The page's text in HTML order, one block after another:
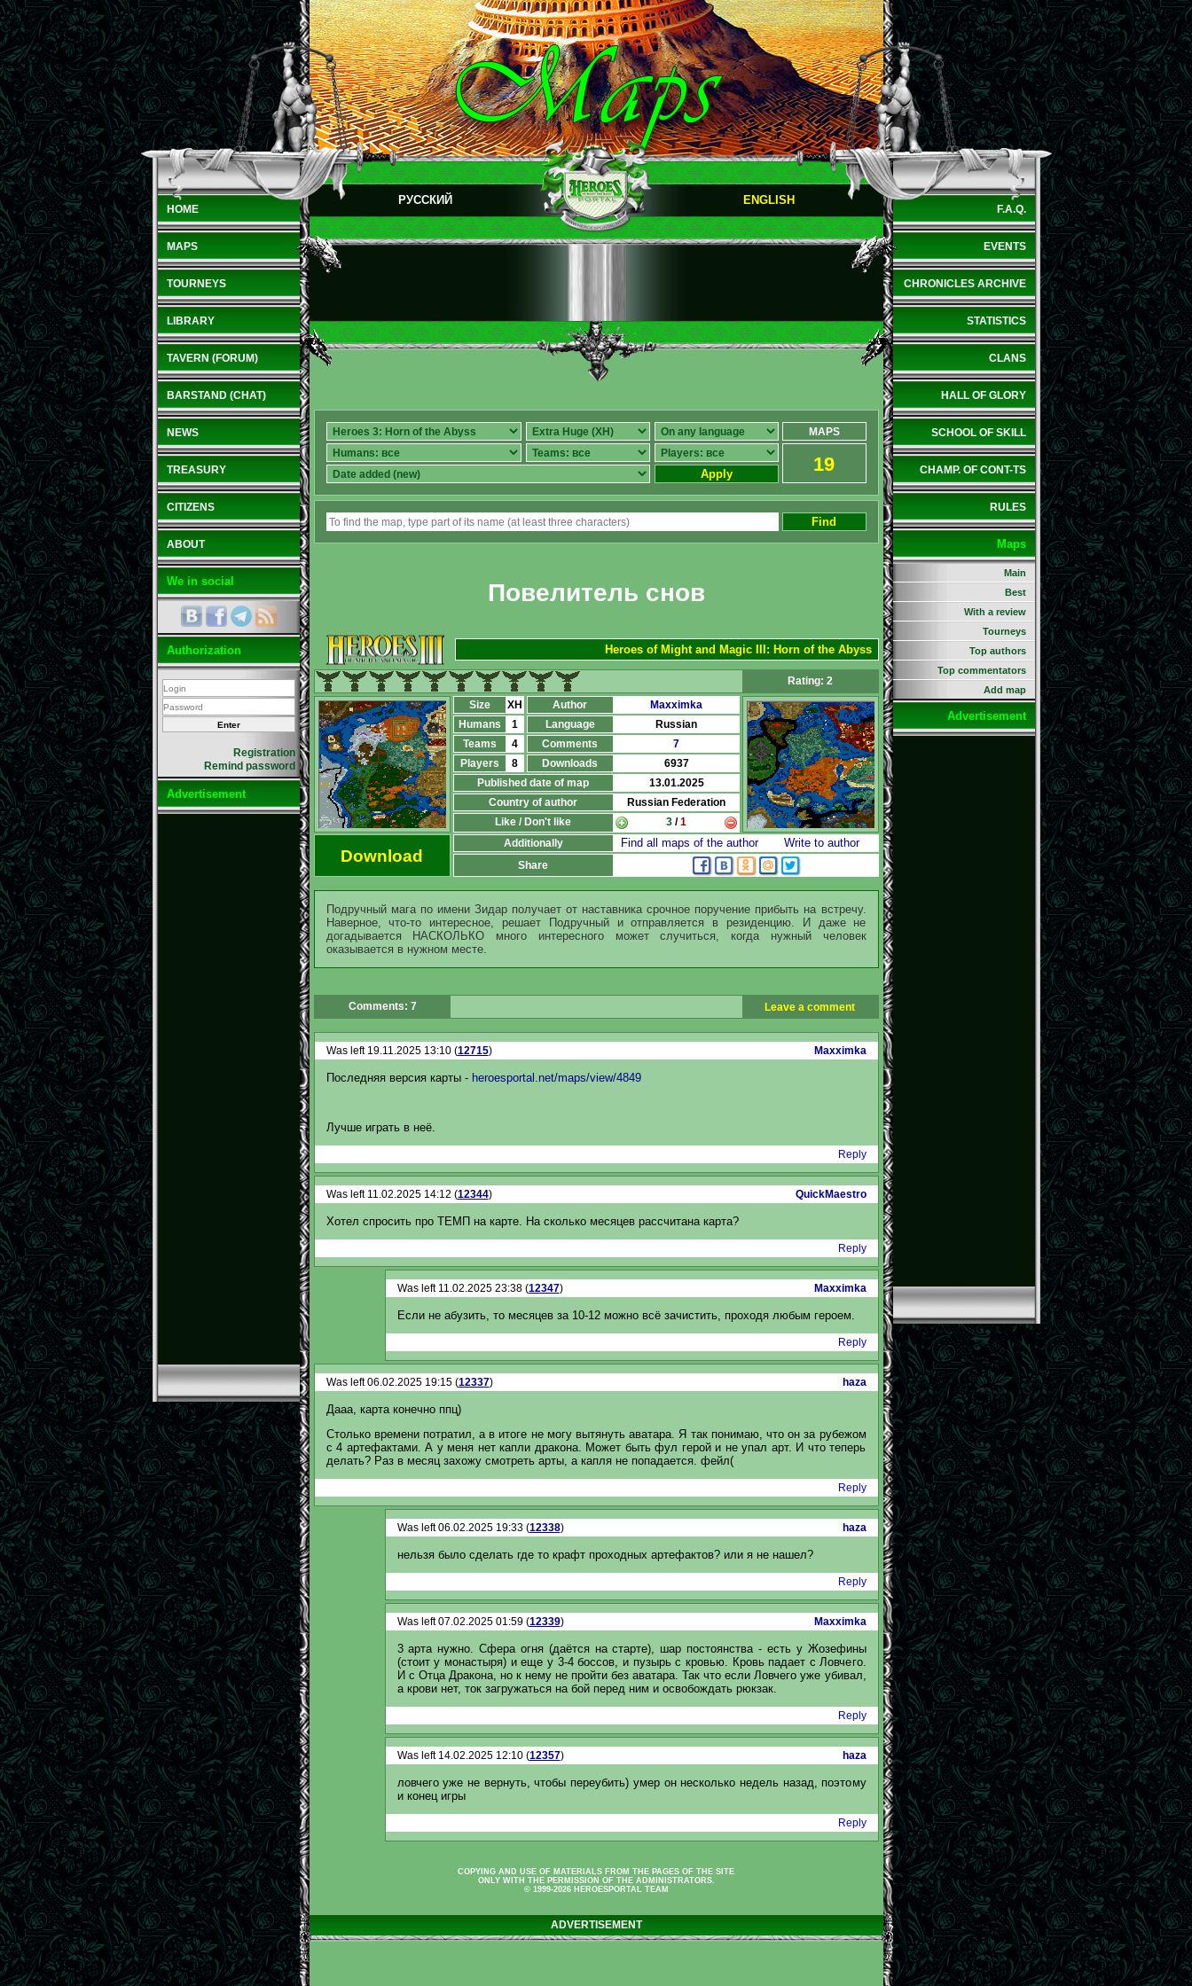
HOME
MAPS
TOURNEYS
LIBRARY
TAVERN (FORUM)
BARSTAND (CHAT)
NEWS
TREASURY
CITIZENS
ABOUT
We in social
Authorization
Registration
Remind password
Advertisement
РУССКИЙ ENGLISH
Apply
MAPS
19
Find
Повелитель снов
Heroes of Might and Magic III: Horn of the Abyss
Rating: 2
Size
XH Author
Maxximka
Humans
1 Language
Russian
Teams
4 Comments
7
Players
8 Downloads
6937
Published date of map
13.01.2025
Country of author
Russian Federation
Like / Don't like
3 /1
Download
Additionally Find all maps of the author Write to author
Share
Подручный мага по имени Зидар получает от наставника срочное поручение прибыть на встречу.
Наверное, что-то интересное, решает Подручный и отправляется в резиденцию. И даже не
догадывается НАСКОЛЬКО много интересного может случиться, когда нужный человек
оказывается в нужном месте.
Comments: 7 Leave a comment
Was left 19.11.2025 13:10 (12715) Maxximka
Последняя версия карты - heroesportal.net/maps/view/4849
Лучше играть в неё.
Reply
Was left 11.02.2025 14:12 (12344) QuickMaestro
Хотел спросить про ТЕМП на карте. На сколько месяцев рассчитана карта?
Reply
Was left 11.02.2025 23:38 (12347) Maxximka
Если не абузить, то месяцев за 10-12 можно всё зачистить, проходя любым героем.
Reply
Was left 06.02.2025 19:15 (12337) haza
Дааа, карта конечно ппц)
Столько времени потратил, а в итоге не могу вытянуть аватара. Я так понимаю, что он за рубежом
с 4 артефактами. А у меня нет капли дракона. Может быть фул герой и не упал арт. И что теперь
делать? Раз в месяц захожу смотреть арты, а капля не попадается. фейл(
Reply
Was left 06.02.2025 19:33 (12338) haza
нельзя было сделать где то крафт проходных артефактов? или я не нашел?
Reply
Was left 07.02.2025 01:59 (12339) Maxximka
3 арта нужно. Сфера огня (даётся на старте), шар постоянства - есть у Жозефины
(стоит у монастыря) и еще у 3-4 боссов, и пузырь с кровью. Кровь падает с Ловчего.
И с Отца Дракона, но к нему не пройти без аватара. Так что если Ловчего уже убивал,
а крови нет, ток загружаться на бой перед ним и освобождать рюкзак.
Reply
Was left 14.02.2025 12:10 (12357) haza
ловчего уже не вернуть, чтобы переубить) умер он несколько недель назад, поэтому
и конец игры
Reply
F.A.Q.
EVENTS
CHRONICLES ARCHIVE
STATISTICS
CLANS
HALL OF GLORY
SCHOOL OF SKILL
CHAMP. OF CONT-TS
RULES
Maps
Main
Best
With a review
Tourneys
Top authors
Top commentators
Add map
Advertisement
COPYING AND USE OF MATERIALS FROM THE PAGES OF THE SITE
ONLY WITH THE PERMISSION OF THE ADMINISTRATORS.
© 1999-2026 HEROESPORTAL TEAM
ADVERTISEMENT